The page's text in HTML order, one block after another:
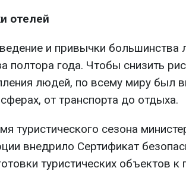
отелей
и привычки большинства
полтора года. Чтобы снизить
людей, по всему миру был
от транспорта до отдыха.
туристического сезона
внедрило Сертификат
туристических объектов к